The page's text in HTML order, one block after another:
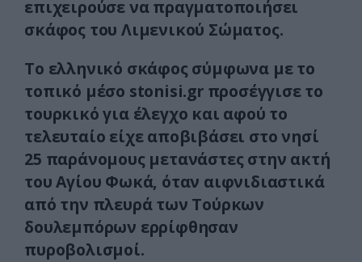
επιχειρούσε να πραγματοποιήσει
σκάφος του Λιμενικού Σώματος.
Το ελληνικό σκάφος σύμφωνα με το
τοπικό μέσο stonisi.gr προσέγγισε το
τουρκικό για έλεγχο και αφού το
τελευταίο είχε αποβιβάσει στο νησί
25 παράνομους μετανάστες στην ακτή
του Αγίου Φωκά, όταν αιφνιδιαστικά
από την πλευρά των Τούρκων
δουλεμπόρων ερρίφθησαν
πυροβολισμοί.